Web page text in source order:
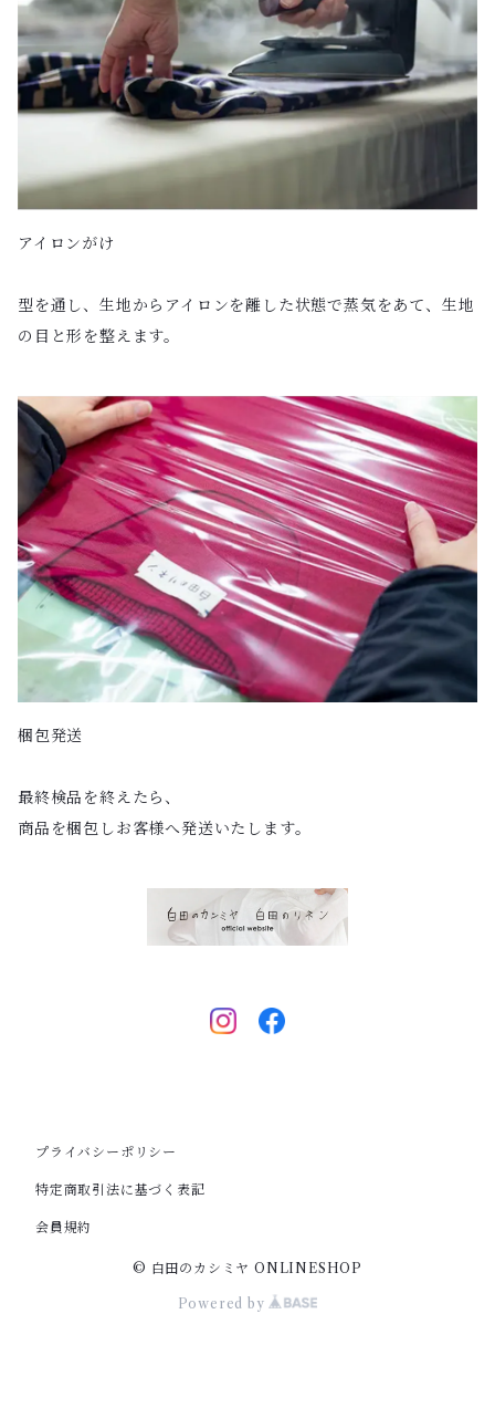
アイロンがけ
型を通し、生地からアイロンを離した状態で蒸気をあて、生地
の目と形を整えます。
梱包発送
最終検品を終えたら、
商品を梱包しお客様へ発送いたします。
プライバシーポリシー
特定商取引法に基づく表記
会員規約
© 白田のカシミヤ ONLINESHOP
Powered by